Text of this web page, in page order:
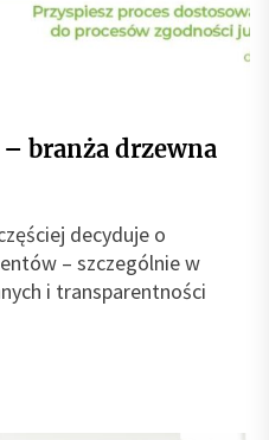
branża drzewna
decyduje o
– szczególnie w
i transparentności